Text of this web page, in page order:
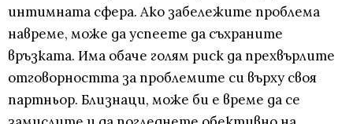
интимната сфера. Ако забележите проблема
навреме, може да успеете да съхраните
връзката. Има обаче голям риск да прехвърлите
отговорността за проблемите си върху своя
партньор. Близнаци, може би е време да се